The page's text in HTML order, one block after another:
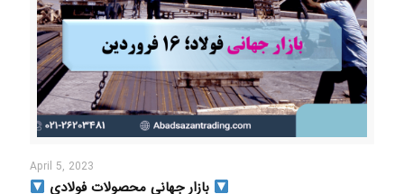
April 5, 2023